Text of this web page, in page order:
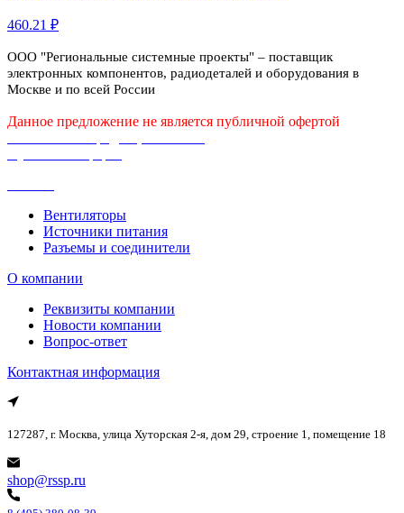
460.21 ₽
ООО "Региональные системные проекты" – поставщик
электронных компонентов, радиодеталей и оборудования в
Москве и по всей России
Данное предложение не является публичной офертой
Вентиляторы
Источники питания
Разъемы и соединители
О компании
Реквизиты компании
Новости компании
Вопрос-ответ
Контактная информация
127287, г. Москва, улица Хуторская 2-я, дом 29, строение 1, помещение 18
shop@rssp.ru